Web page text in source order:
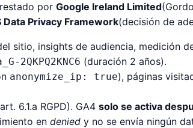
por Google Ireland Limited
Data Privacy Framework(decisión de
sitio, insights de audiencia, medición
2QKPQ2KNC6 (duración 2 años).
anonymize_ip: true), páginas
6.1.a RGPD). GA4 solo se activa
en denied y no se envía ningún